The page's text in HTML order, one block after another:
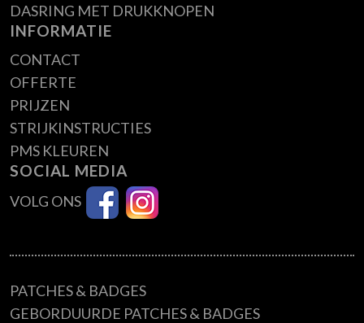
DASRING MET DRUKKNOPEN
INFORMATIE
CONTACT
OFFERTE
PRIJZEN
STRIJKINSTRUCTIES
PMS KLEUREN
SOCIAL MEDIA
VOLG ONS
EXTRA INFORMATIE
PATCHES & BADGES
GEBORDUURDE PATCHES & BADGES